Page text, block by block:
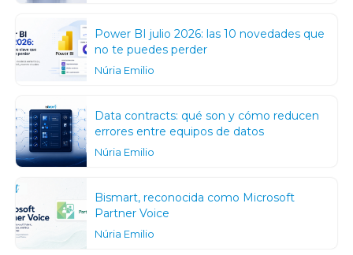
Power BI julio 2026: las 10 novedades que
no te puedes perder
Núria Emilio
Data contracts: qué son y cómo reducen
errores entre equipos de datos
Núria Emilio
Bismart, reconocida como Microsoft
Partner Voice
Núria Emilio